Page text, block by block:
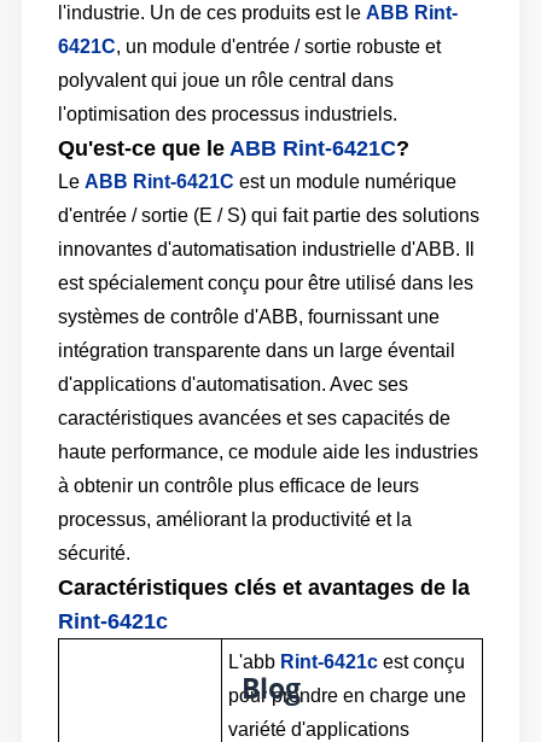
Blog
l'industrie. Un de ces produits est le ABB Rint-
6421C, un module d'entrée / sortie robuste et
polyvalent qui joue un rôle central dans
l'optimisation des processus industriels.
Qu'est-ce que le ABB Rint-6421C?
Le ABB Rint-6421C est un module numérique
d'entrée / sortie (E / S) qui fait partie des solutions
innovantes d'automatisation industrielle d'ABB. Il
est spécialement conçu pour être utilisé dans les
systèmes de contrôle d'ABB, fournissant une
intégration transparente dans un large éventail
d'applications d'automatisation. Avec ses
caractéristiques avancées et ses capacités de
haute performance, ce module aide les industries
à obtenir un contrôle plus efficace de leurs
processus, améliorant la productivité et la
sécurité.
Caractéristiques clés et avantages de la
Rint-6421c
L'abb Rint-6421cest conçu
pour prendre en charge une
variété d'applications